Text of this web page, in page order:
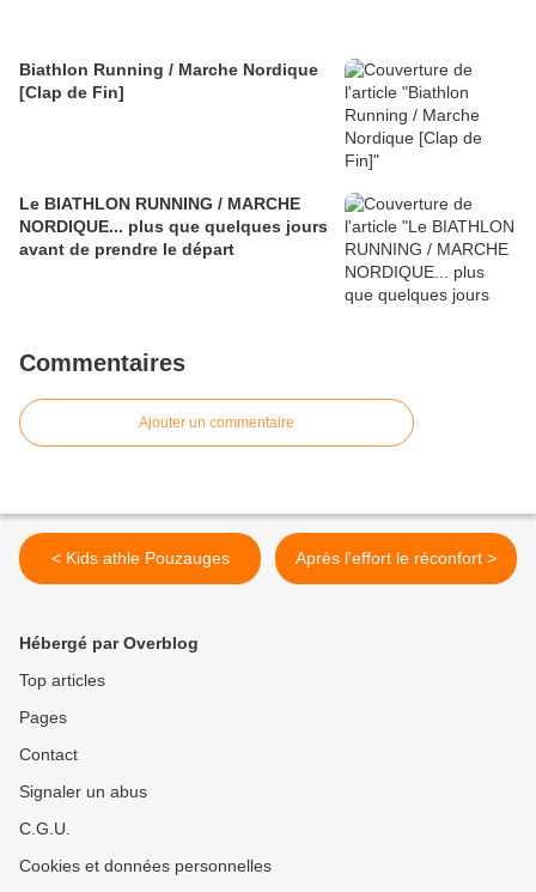
Biathlon Running / Marche Nordique
[Clap de Fin]
Le BIATHLON RUNNING / MARCHE
NORDIQUE... plus que quelques jours
avant de prendre le départ
Commentaires
Ajouter un commentaire
< Kids athle Pouzauges Après l'effort le réconfort >
Hébergé par Overblog
Top articles
Pages
Contact
Signaler un abus
C.G.U.
Cookies et données personnelles